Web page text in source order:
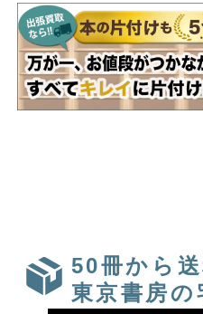
50冊から
東京書房の